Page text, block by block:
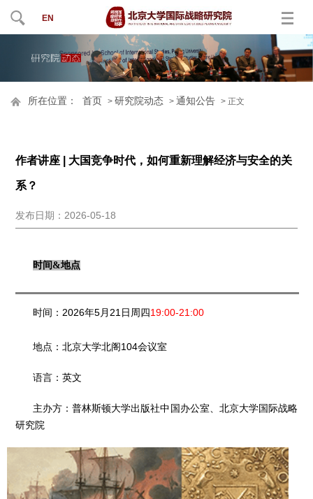
EN
所在位置： 首页 >研究院动态 >通知公告 > 正文
作者讲座 | 大国竞争时代，如何重新理解经济与安全的关
系？
发布日期：2026-05-18
时间&地点
时间：2026年5月21日周四19:00-21:00
地点：北京大学北阁104会议室
语言：英文
主办方：普林斯顿大学出版社中国办公室、北京大学国际战略
研究院